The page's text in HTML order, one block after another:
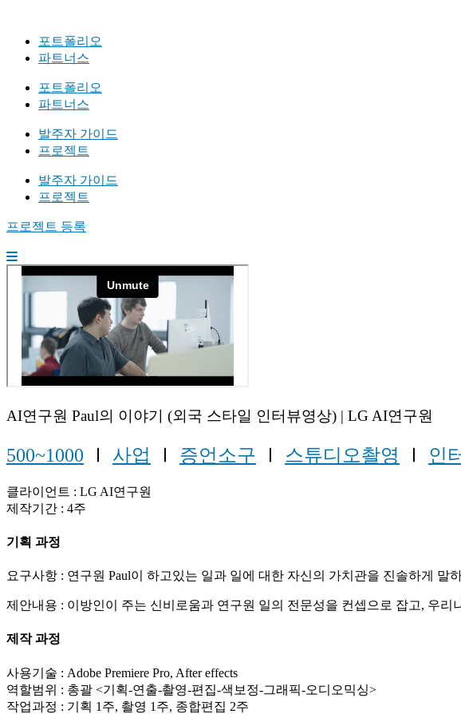
포트폴리오
파트너스
포트폴리오
파트너스
발주자 가이드
프로젝트
발주자 가이드
프로젝트
프로젝트 등록
AI연구원 Paul의 이야기 (외국 스타일 인터뷰영상) | LG AI연구원
500~1000 Ⅰ 사업 Ⅰ 증언소구 Ⅰ 스튜디오촬영 Ⅰ 인
클라이언트 : LG AI연구원
제작기간 : 4주
기획 과정
요구사항 : 연구원 Paul이 하고있는 일과 일에 대한 자신의 가치관을 진솔하게
제안내용 : 이방인이 주는 신비로움과 연구원 일의 전문성을 컨셉으로 잡고, 우
제작 과정
사용기술 : Adobe Premiere Pro, After effects
역할범위 : 총괄 <기획-연출-촬영-편집-색보정-그래픽-오디오믹싱>
작업과정 : 기획 1주, 촬영 1주, 종합편집 2주